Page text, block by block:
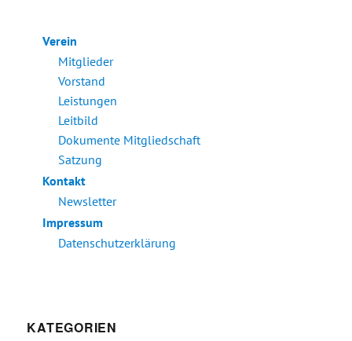
Verein
Mitglieder
Vorstand
Leistungen
Leitbild
Dokumente Mitgliedschaft
Satzung
Kontakt
Newsletter
Impressum
Datenschutzerklärung
KATEGORIEN